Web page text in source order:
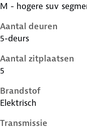
M - hogere suv
Aantal deuren
5-deurs
Aantal zitplaatsen
5
Brandstof
Elektrisch
Transmissie